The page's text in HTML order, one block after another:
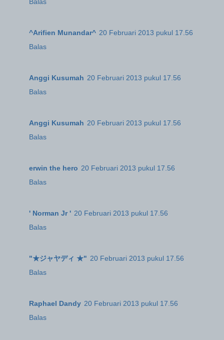
^Arifien Munandar^ 20 Februari 2013 pukul 17.56
Balas
Anggi Kusumah 20 Februari 2013 pukul 17.56
Balas
Anggi Kusumah 20 Februari 2013 pukul 17.56
Balas
erwin the hero 20 Februari 2013 pukul 17.56
Balas
' Norman Jr ' 20 Februari 2013 pukul 17.56
Balas
"★ジャヤディ ★" 20 Februari 2013 pukul 17.56
Balas
Raphael Dandy 20 Februari 2013 pukul 17.56
Balas